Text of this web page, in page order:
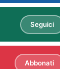
Seguici
Abbonati